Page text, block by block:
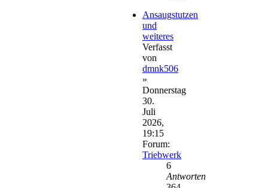
Ansaugstutzen
und
weiteres
Verfasst
von
dmnk506
»
Donnerstag
30.
Juli
2026,
19:15
Forum:
Triebwerk
6
Antworten